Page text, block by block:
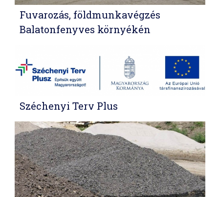
Fuvarozás, földmunkavégzés
Balatonfenyves környékén
Széchenyi Terv Plus